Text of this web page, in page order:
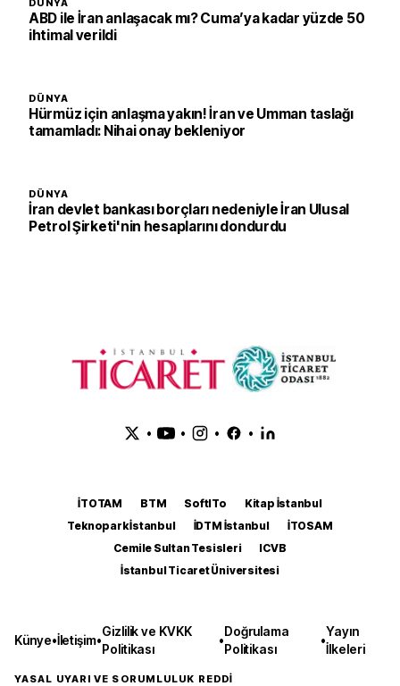
DÜNYA
ABD ile İran anlaşacak mı? Cuma’ya kadar yüzde 50
ihtimal verildi
DÜNYA
Hürmüz için anlaşma yakın! İran ve Umman taslağı
tamamladı: Nihai onay bekleniyor
DÜNYA
İran devlet bankası borçları nedeniyle İran Ulusal
Petrol Şirketi'nin hesaplarını dondurdu
• • • •
İTOTAM BTM SoftITo
Kitap İstanbul
Teknopark İstanbul
İDTM İstanbul
İTOSAM
Cemile Sultan Tesisleri
ICVB
İstanbul Ticaret Üniversitesi
Künye•İletişim•
Gizlilik ve KVKK
Politikası
•
Doğrulama
Politikası
•
Yayın
İlkeleri
YASAL UYARI VE SORUMLULUK REDDİ